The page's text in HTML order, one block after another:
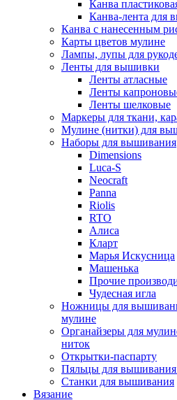
Канва
Канва-лента для
Канва с нанесенным
Карты цветов мулине
Лампы, лупы для
Ленты для вышивки
Ленты атласные
Ленты
Ленты шелковые
Маркеры для ткани,
Мулине (нитки) для
Наборы для вышивания
Dimensions
Luca-S
Neocraft
Panna
Riolis
RTO
Алиса
Кларт
Марья Искусница
Машенька
Прочие
Чудесная игла
Ножницы для
мулине
Органайзеры для
ниток
Открытки-паспарту
Пяльцы для
Станки для вышивания
Вязание